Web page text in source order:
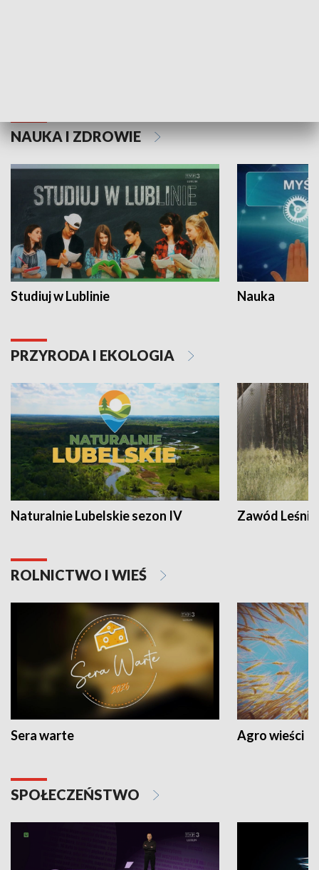
NAUKA I ZDROWIE
Studiuj w Lublinie Nauka
PRZYRODA I EKOLOGIA
Naturalnie Lubelskie sezon IV Zawód Leśnik
ROLNICTWO I WIEŚ
Sera warte Agro wieści
SPOŁECZEŃSTWO